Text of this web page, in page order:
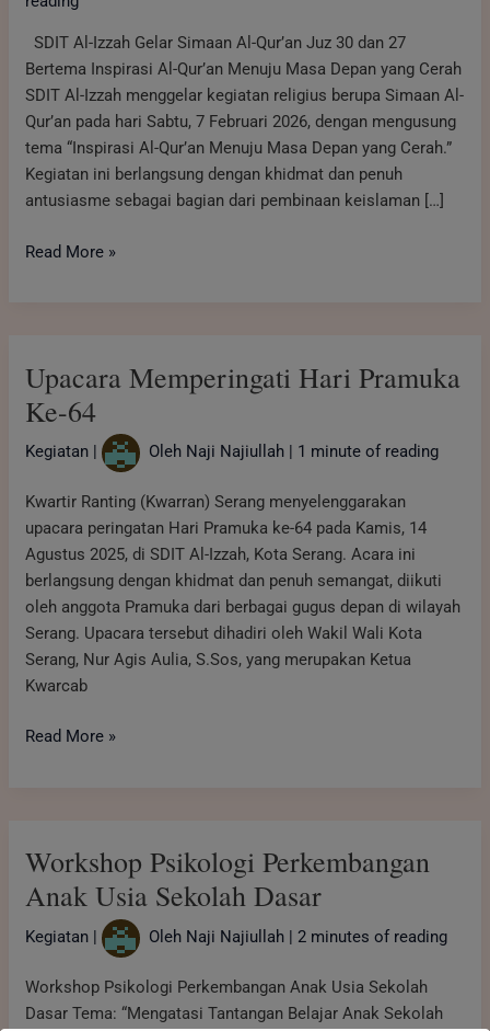
SDIT Al-Izzah Gelar Simaan Al-Qur’an Juz 30 dan 27
Bertema Inspirasi Al-Qur’an Menuju Masa Depan yang Cerah
SDIT Al-Izzah menggelar kegiatan religius berupa Simaan Al-
Qur’an pada hari Sabtu, 7 Februari 2026, dengan mengusung
tema “Inspirasi Al-Qur’an Menuju Masa Depan yang Cerah.”
Kegiatan ini berlangsung dengan khidmat dan penuh
antusiasme sebagai bagian dari pembinaan keislaman […]
Read More »
Upacara Memperingati Hari Pramuka
Ke-64
Kegiatan | Oleh Naji Najiullah 1 minute of reading
Kwartir Ranting (Kwarran) Serang menyelenggarakan
upacara peringatan Hari Pramuka ke-64 pada Kamis, 14
Agustus 2025, di SDIT Al-Izzah, Kota Serang. Acara ini
berlangsung dengan khidmat dan penuh semangat, diikuti
oleh anggota Pramuka dari berbagai gugus depan di wilayah
Serang. Upacara tersebut dihadiri oleh Wakil Wali Kota
Serang, Nur Agis Aulia, S.Sos, yang merupakan Ketua
Kwarcab
Memperingati
Hari
Pramuka
Ke-
Read More »
Workshop Psikologi Perkembangan
Anak Usia Sekolah Dasar
Kegiatan | Oleh Naji Najiullah | 2 minutes of reading
Workshop Psikologi Perkembangan Anak Usia Sekolah
Dasar Tema: “Mengatasi Tantangan Belajar Anak Sekolah
Psikologi
Perkembangan
Anak
Usia
Dasar